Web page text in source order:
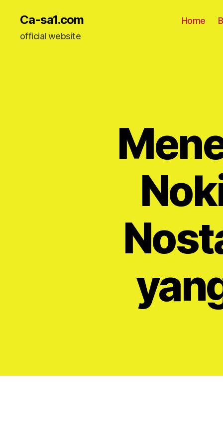
Ca-sa1.com
official website
Home